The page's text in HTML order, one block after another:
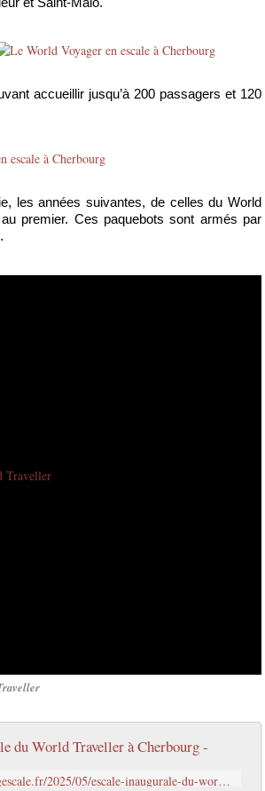
accueillir jusqu’à 200 passagers et 120
les années suivantes, de celles du World
premier. Ces paquebots sont armés par
du World Traveller à Cherbourg -
https://cherbourgescale.fr/2025/05/escale-inaugurale-du-world-traveller-a-cherbourg.html